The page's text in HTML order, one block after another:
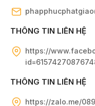
THÔNG TIN LIÊN HỆ
https://
THÔNG TIN LIÊN HỆ
https://zalo.me/